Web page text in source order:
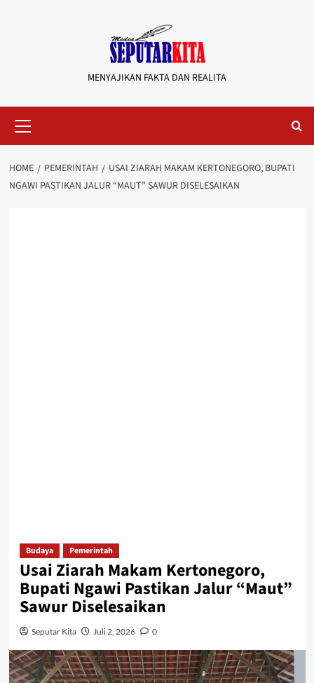
MENYAJIKAN FAKTA DAN REALITA
Menu
HOME PEMERINTAH
USAI ZIARAH MAKAM KERTONEGORO, BUPATI
NGAWI PASTIKAN JALUR “MAUT” SAWUR DISELESAIKAN
Budaya Pemerintah
Usai Ziarah Makam Kertonegoro,
Bupati Ngawi Pastikan Jalur “Maut”
Sawur Diselesaikan
Seputar Kita Juli 2, 2026 0